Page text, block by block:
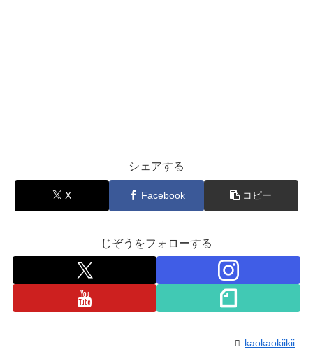
シェアする
X Facebook コピー
じぞうをフォローする
kaokaokiikii